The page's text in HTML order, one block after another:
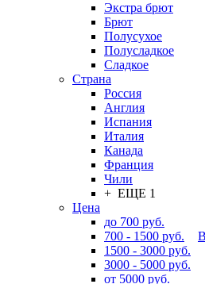
Экстра брют
Брют
Полусухое
Полусладкое
Сладкое
Страна
Россия
Англия
Испания
Италия
Канада
Франция
Чили
+ ЕЩЕ 1
Цена
до 700 руб.
700 - 1500 руб.
1500 - 3000 руб.
3000 - 5000 руб.
от 5000 руб.